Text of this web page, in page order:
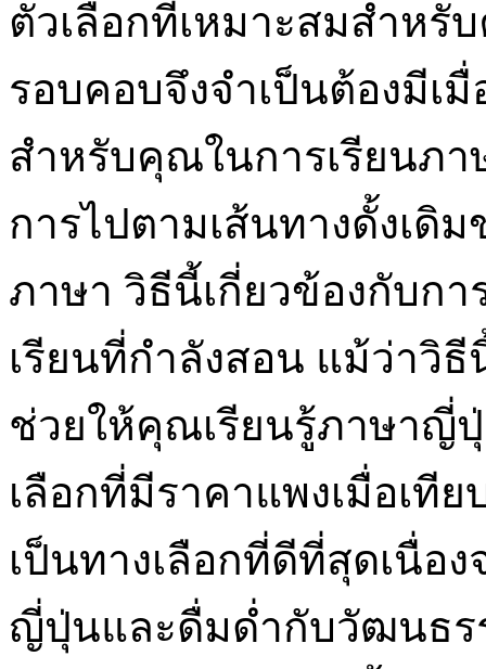
ตัวเลือกที่เหมาะสมสำห
รอบคอบจึงจำเป็นต้องมีเ
สำหรับคุณในการเรียนภ
การไปตามเส้นทางดั้งเดิ
ภาษา วิธีนี้เกี่ยวข้องกับก
เรียนที่กำลังสอน แม้ว่าวิ
ช่วยให้คุณเรียนรู้ภาษาญี่
เลือกที่มีราคาแพงเมื่อเที
เป็นทางเลือกที่ดีที่สุดเนื่อ
ญี่ปุ่นและดื่มด่ำกับวัฒนธร